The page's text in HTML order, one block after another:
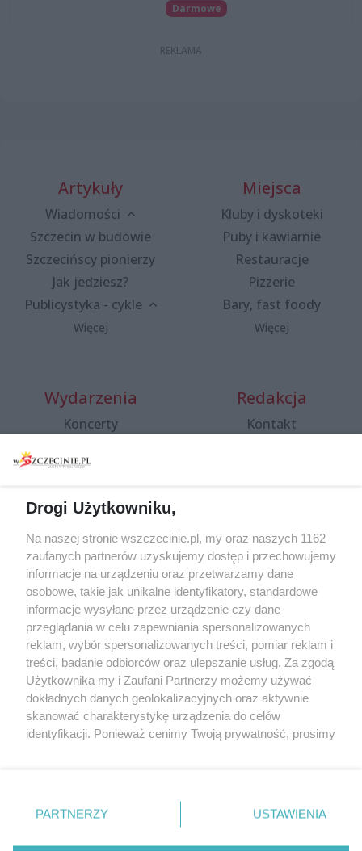
Darmowe
Artykuły
Wiadomości
Szczecin w budowie
Szczecińscy pionierzy
Jak jedziesz?
Publicystyka - cykle
Więcej
Miejsca
Kluby i dyskoteki
Puby i kawiarnie
Restauracje
Pizzerie
Bary, fast foody
Więcej
Wydarzenia
Koncerty
Spacery i oprowadzania
targi
Wernisaże
Więcej
Redakcja
Kontakt
Specjalny koncert z okazji
20. urodzin portalu
wSzczecinie.pl
Regulamin konkursów
śniadaniówka "Hej
Szczecin! Jest piątek!"
Partnerzy
Praca Szczecin
© 2026 wSzczecinie.pl
Drogi Użytkowniku,
Na naszej stronie wszczecinie.pl, my oraz naszych 1162
zaufanych partnerów uzyskujemy dostęp i przechowujemy
informacje na urządzeniu oraz przetwarzamy dane
osobowe, takie jak unikalne identyfikatory, standardowe
informacje wysyłane przez urządzenie czy dane
przeglądania w celu zapewniania spersonalizowanych
reklam, wybór spersonalizowanych treści, pomiar reklam i
treści, badanie odbiorców oraz ulepszanie usług. Za zgodą
Użytkownika my i Zaufani Partnerzy możemy używać
dokładnych danych geolokalizacyjnych oraz aktywnie
skanować charakterystykę urządzenia do celów
identyfikacji. Ponieważ cenimy Twoją prywatność, prosimy
prywatności znajdujący się w lewym dolnym rogu strony
. Niektóre rodzaje przetwarzania danych nie wymagają
PARTNERZY USTAWIENIA